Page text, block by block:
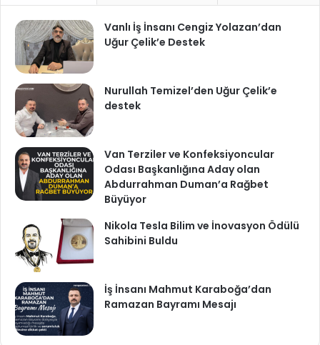
Vanlı İş İnsanı Cengiz Yolazan’dan
Uğur Çelik’e Destek
Nurullah Temizel’den Uğur Çelik’e
destek
Van Terziler ve Konfeksiyoncular
Odası Başkanlığına Aday olan
Abdurrahman Duman’a Rağbet
Büyüyor
Nikola Tesla Bilim ve İnovasyon Ödülü
Sahibini Buldu
İş İnsanı Mahmut Karaboğa’dan
Ramazan Bayramı Mesajı